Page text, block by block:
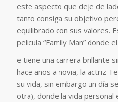
este aspecto que deje de
tanto consiga su objetivo
equilibrado con sus valores.
pelicula “Family Man” donde
e tiene una carrera brillante
hace años a novia, la actriz
su vida, sin embargo un día
otra), donde la vida personal